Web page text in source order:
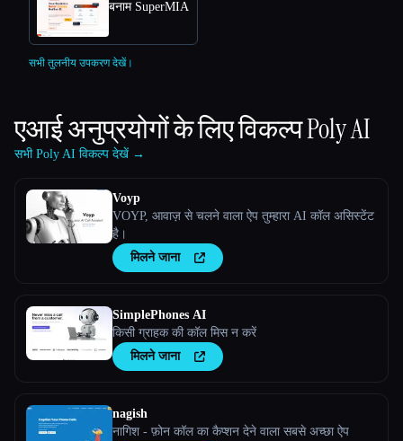
बनाम SuperMIA
सभी तुलनीय उपकरण देखें।
एआई अनुप्रयोगों के लिए विकल्पPoly AI
सभी Poly AI विकल्प देखें →
Voyp
VOYP, आवाज़ से चलने वाला ऐप तुम्हारा AI कॉल असिस्टेंट
है।
मिलने जाना
SimplePhones AI
किसी ग्राहक की कॉल मिस न करें
मिलने जाना
nagish
नागिश - फ़ोन कॉल का कैप्शन देने वाला सबसे अच्छा ऐप